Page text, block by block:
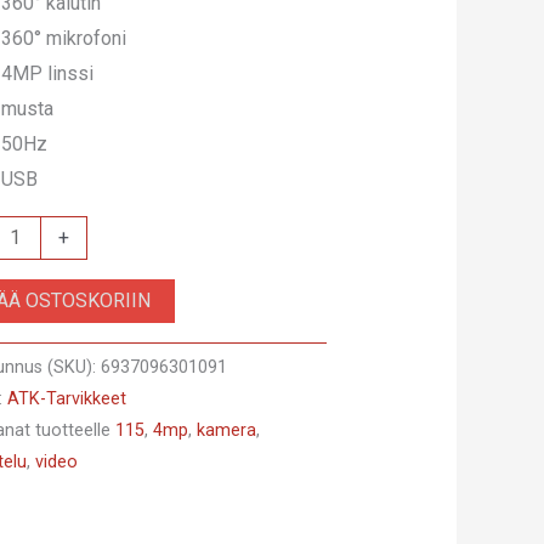
360° mikrofoni
4MP linssi
musta
50Hz
USB
+
OSTOSKORIIN
(SKU):6937096301091
ATK-Tarvikkeet
tuotteelle 115,4mp, kamera,
,video